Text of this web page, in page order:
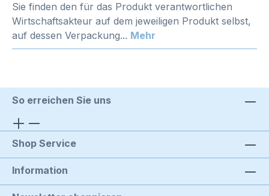
Sie finden den für das Produkt verantwortlichen
Wirtschaftsakteur auf dem jeweiligen Produkt selbst,
auf dessen Verpackung... Mehr
So erreichen Sie uns
Shop Service
Information